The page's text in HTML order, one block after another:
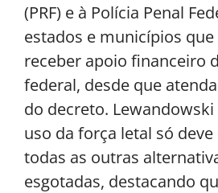
(PRF) e à Polícia Penal
estados e municípios
receber apoio financeiro
federal, desde que
do decreto.
uso da força letal só
todas as outras
esgotadas, destacando